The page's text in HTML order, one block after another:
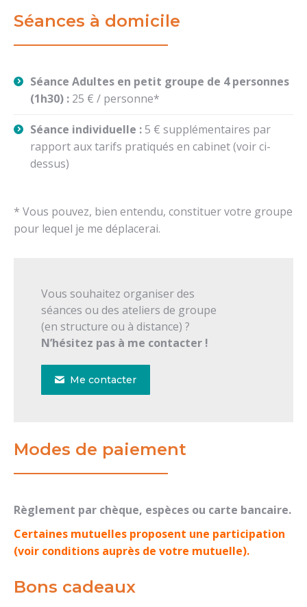
Séances à domicile
Séance Adultes en petit groupe de 4 personnes
(1h30) : 25 € / personne*
Séance individuelle :5 € supplémentaires par
rapport aux tarifs pratiqués en cabinet (voir ci-
dessus)
* Vous pouvez, bien entendu, constituer votre groupe
pour lequel je me déplacerai.
Vous souhaitez organiser des
séances ou des ateliers de groupe
(en structure ou à distance) ?
N’hésitez pas à me contacter !
Me contacter
Modes de paiement
Règlement par chèque, espèces ou carte bancaire.
Certaines mutuelles proposent une participation
(voir conditions auprès de votre mutuelle).
Bons cadeaux